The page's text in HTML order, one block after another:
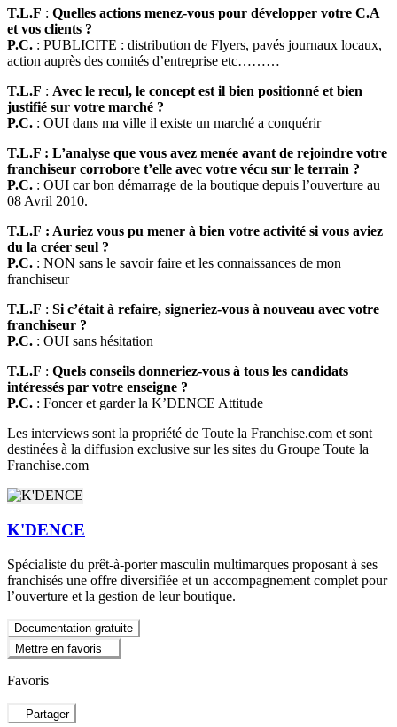
T.L.F : Quelles actions menez-vous pour développer votre C.A
et vos clients ?
P.C. : PUBLICITE : distribution de Flyers, pavés journaux locaux,
action auprès des comités d’entreprise etc………
T.L.F : Avec le recul, le concept est il bien positionné et bien
justifié sur votre marché ?
P.C. : OUI dans ma ville il existe un marché a conquérir
T.L.F : L’analyse que vous avez menée avant de rejoindre votre
franchiseur corrobore t’elle avec votre vécu sur le terrain ?
P.C. : OUI car bon démarrage de la boutique depuis l’ouverture au
08 Avril 2010.
T.L.F : Auriez vous pu mener à bien votre activité si vous aviez
du la créer seul ?
P.C. : NON sans le savoir faire et les connaissances de mon
franchiseur
T.L.F : Si c’était à refaire, signeriez-vous à nouveau avec votre
franchiseur ?
P.C. : OUI sans hésitation
T.L.F : Quels conseils donneriez-vous à tous les candidats
intéressés par votre enseigne ?
P.C. : Foncer et garder la K’DENCE Attitude
Les interviews sont la propriété de Toute la Franchise.com et sont
destinées à la diffusion exclusive sur les sites du Groupe Toute la
Franchise.com
K'DENCE
Spécialiste du prêt-à-porter masculin multimarques proposant à ses
franchisés une offre diversifiée et un accompagnement complet pour
l’ouverture et la gestion de leur boutique.
Documentation gratuite
Mettre en favoris
Favoris
Partager